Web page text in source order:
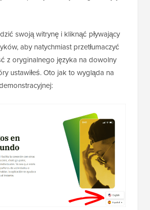
swoją witrynę i kliknąć pływający
aby natychmiast przetłumaczyć
z oryginalnego języka na dowolny
ustawiłeś. Oto jak to wygląda na